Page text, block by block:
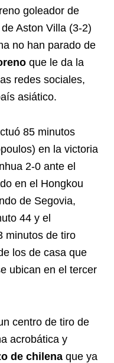
goleador de
Aston Villa (3-2)
no han parado de
que le da la
redes sociales,
asiático.
85 minutos
en la victoria
2-0 ante el
en el Hongkou
de Segovia,
44 y el
minutos de tiro
los de casa que
ubican en el tercer
centro de tiro de
acrobática y
de chilena que ya